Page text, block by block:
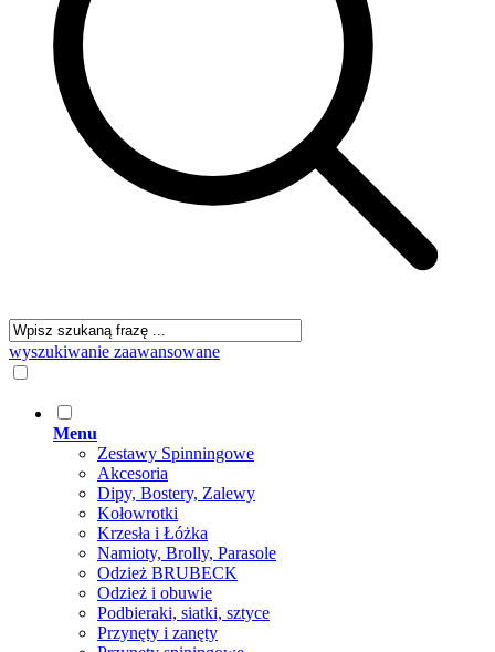
wyszukiwanie zaawansowane
Menu
Zestawy Spinningowe
Akcesoria
Dipy, Bostery, Zalewy
Kołowrotki
Krzesła i Łóżka
Namioty, Brolly, Parasole
Odzież BRUBECK
Odzież i obuwie
Podbieraki, siatki, sztyce
Przynęty i zanęty